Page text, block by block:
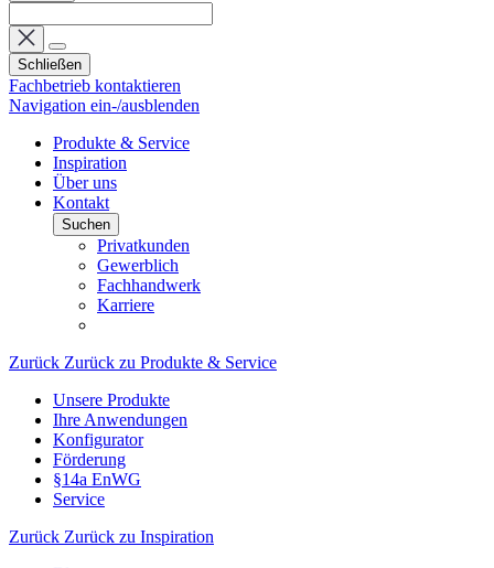
Schließen
Fachbetrieb kontaktieren
Navigation ein-/ausblenden
Produkte & Service
Inspiration
Über uns
Kontakt
Suchen
Privatkunden
Gewerblich
Fachhandwerk
Karriere
Zurück Zurück zu Produkte & Service
Unsere Produkte
Ihre Anwendungen
Konfigurator
Förderung
§14a EnWG
Service
Zurück Zurück zu Inspiration